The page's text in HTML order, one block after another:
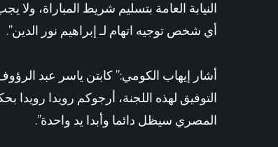
النيابة العامة بتسليم شريط المباراة،
أي شخص توجيه اتهام لـ إبراهيم نور الدين”.
أشار إيهاب الكومي:” كابتن ياسر عبد
التوفيق لهذه اللجنة، أرجوكم رويدا رويدا
المصري سيظل دائما وأبدا يد واحدة”.